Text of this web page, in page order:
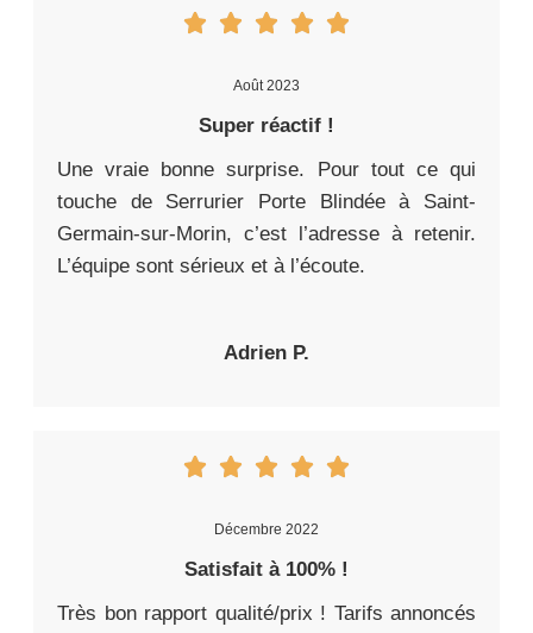
Août 2023
Super réactif !
Une vraie bonne surprise. Pour tout ce qui
touche de Serrurier Porte Blindée à Saint-
Germain-sur-Morin, c’est l’adresse à retenir.
L’équipe sont sérieux et à l’écoute.
Adrien P.
Décembre 2022
Satisfait à 100% !
Très bon rapport qualité/prix ! Tarifs annoncés